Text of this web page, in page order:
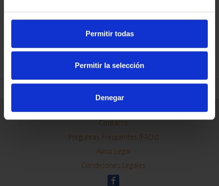
Permitir todas
Permitir la selección
Denegar
REFINAR
Información General
Contacto
Preguntas Frequentes (FAQs)
Aviso Legal
Condiciones Legales